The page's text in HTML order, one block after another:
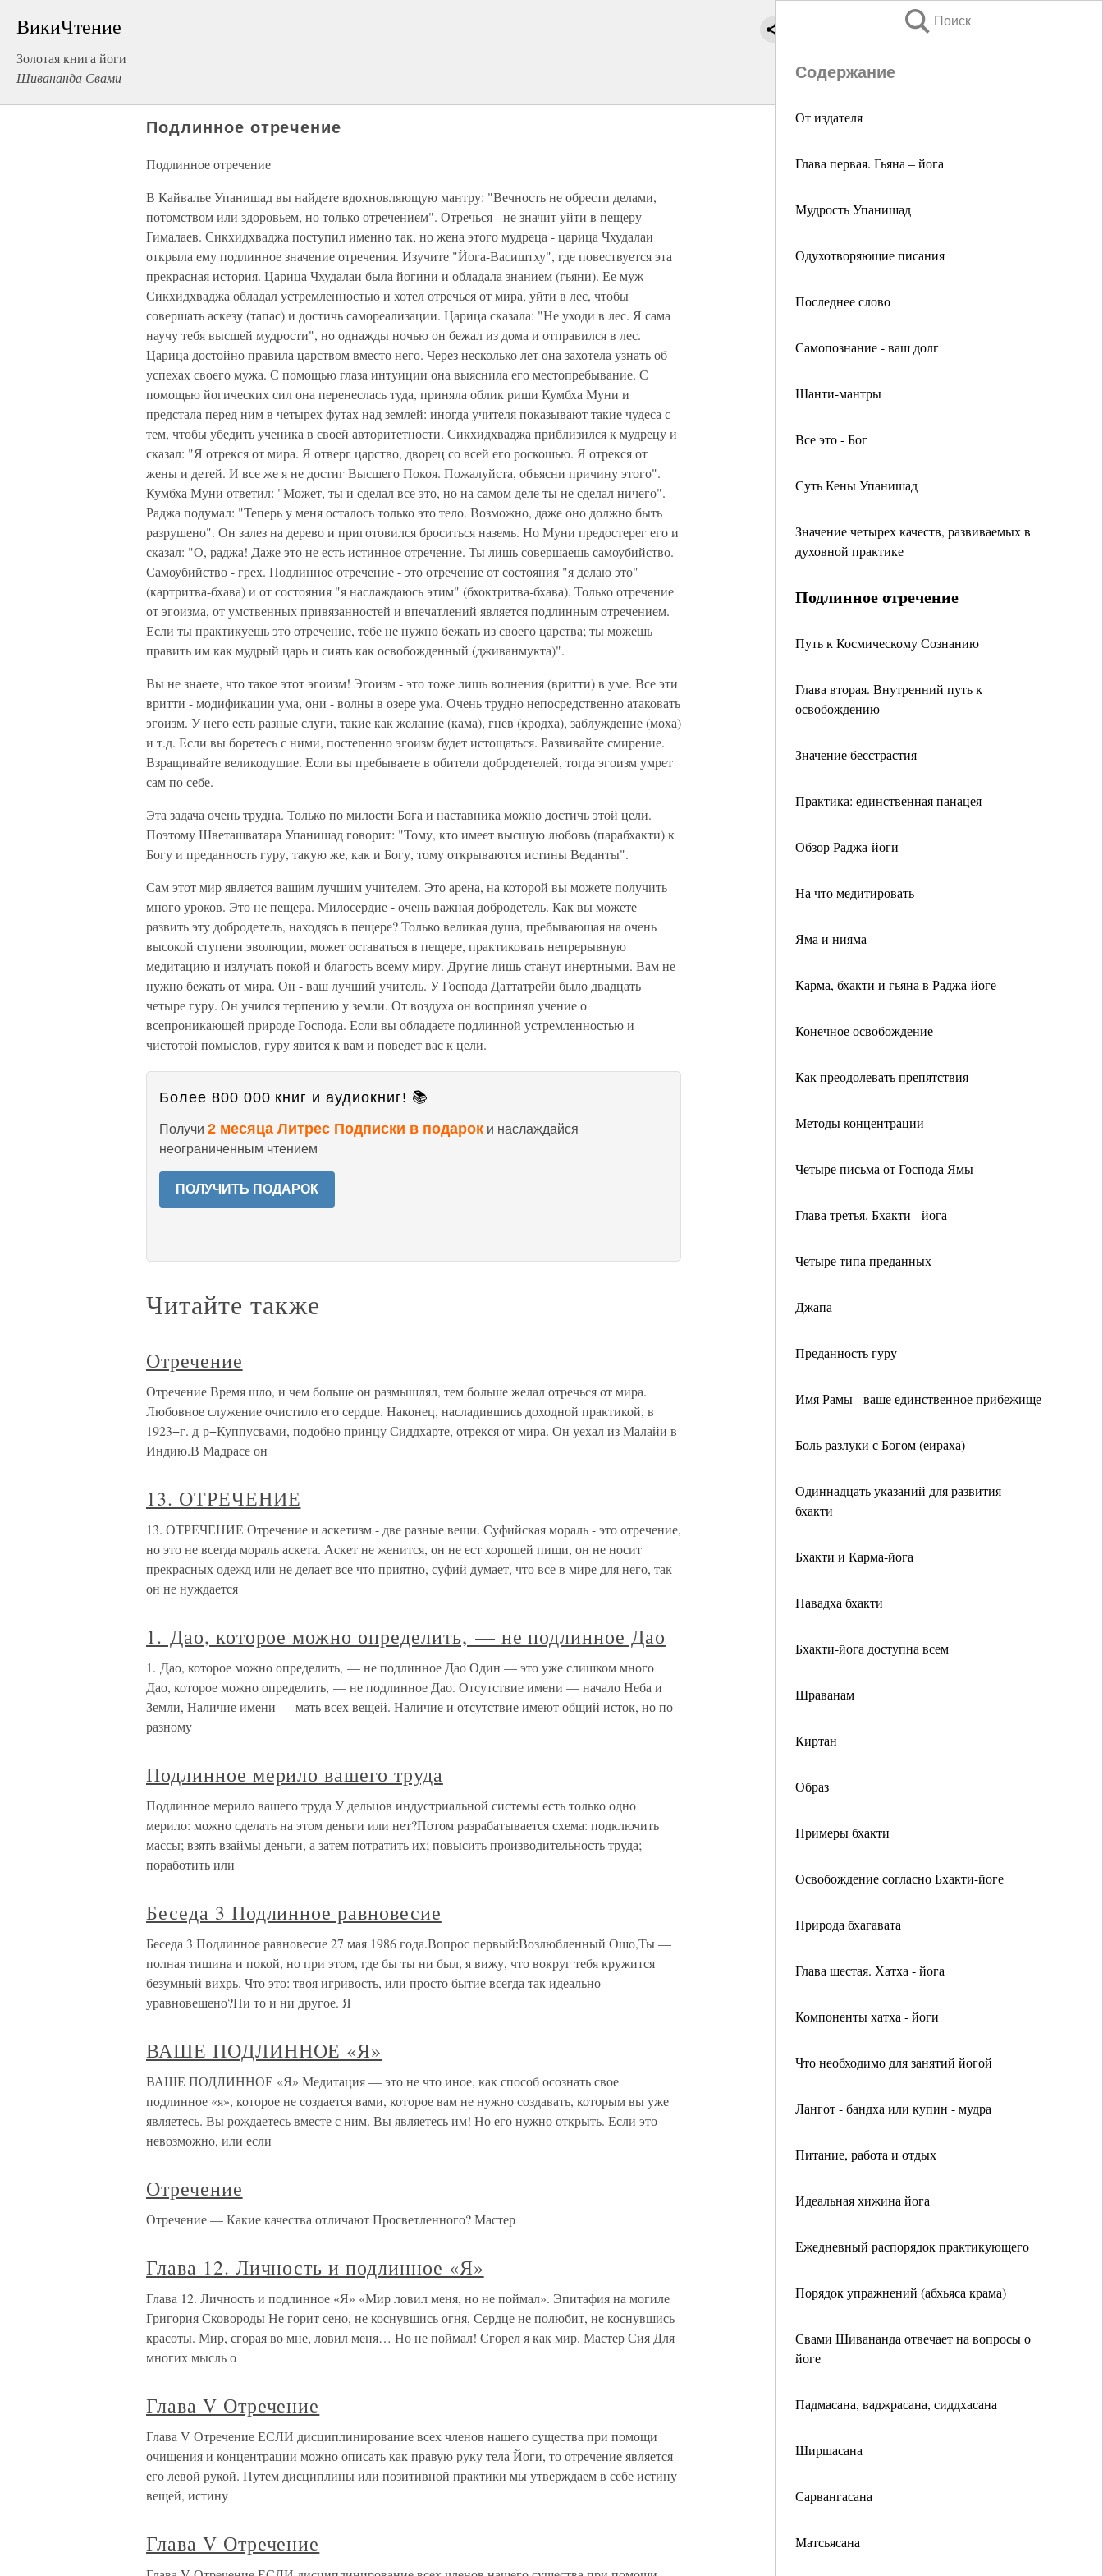
ВикиЧтение
Золотая книга йоги
Шивананда Свами
Поиск
Содержание
От издателя
Глава первая. Гьяна – йога
Мудрость Упанишад
Одухотворяющие писания
Последнее слово
Самопознание - ваш долг
Шанти-мантры
Все это - Бог
Суть Кены Упанишад
Значение четырех качеств, развиваемых в
духовной практике
Подлинное отречение
Путь к Космическому Сознанию
Глава вторая. Внутренний путь к
освобождению
Значение бесстрастия
Практика: единственная панацея
Обзор Раджа-йоги
На что медитировать
Яма и нияма
Карма, бхакти и гьяна в Раджа-йоге
Конечное освобождение
Как преодолевать препятствия
Методы концентрации
Четыре письма от Господа Ямы
Глава третья. Бхакти - йога
Четыре типа преданных
Джапа
Преданность гуру
Имя Рамы - ваше единственное прибежище
Боль разлуки с Богом (еираха)
Одиннадцать указаний для развития
бхакти
Бхакти и Карма-йога
Навадха бхакти
Бхакти-йога доступна всем
Шраванам
Киртан
Образ
Примеры бхакти
Освобождение согласно Бхакти-йоге
Природа бхагавата
Глава шестая. Хатха - йога
Компоненты хатха - йоги
Что необходимо для занятий йогой
Лангот - бандха или купин - мудра
Питание, работа и отдых
Идеальная хижина йога
Ежедневный распорядок практикующего
Порядок упражнений (абхьяса крама)
Свами Шивананда отвечает на вопросы о
йоге
Падмасана, ваджрасана, сиддхасана
Ширшасана
Сарвангасана
Матсьясана
Подлинное отречение
Подлинное отречение
В Кайвалье Упанишад вы найдете вдохновляющую мантру: "Вечность не обрести делами,
потомством или здоровьем, но только отречением". Отречься - не значит уйти в пещеру
Гималаев. Сикхидхваджа поступил именно так, но жена этого мудреца - царица Чхудалаи
открыла ему подлинное значение отречения. Изучите "Йога-Васиштху", где повествуется эта
прекрасная история. Царица Чхудалаи была йогини и обладала знанием (гьяни). Ее муж
Сикхидхваджа обладал устремленностью и хотел отречься от мира, уйти в лес, чтобы
совершать аскезу (тапас) и достичь самореализации. Царица сказала: "Не уходи в лес. Я сама
научу тебя высшей мудрости", но однажды ночью он бежал из дома и отправился в лес.
Царица достойно правила царством вместо него. Через несколько лет она захотела узнать об
успехах своего мужа. С помощью глаза интуиции она выяснила его местопребывание. С
помощью йогических сил она перенеслась туда, приняла облик риши Кумбха Муни и
предстала перед ним в четырех футах над землей: иногда учителя показывают такие чудеса с
тем, чтобы убедить ученика в своей авторитетности. Сикхидхваджа приблизился к мудрецу и
сказал: "Я отрекся от мира. Я отверг царство, дворец со всей его роскошью. Я отрекся от
жены и детей. И все же я не достиг Высшего Покоя. Пожалуйста, объясни причину этого".
Кумбха Муни ответил: "Может, ты и сделал все это, но на самом деле ты не сделал ничего".
Раджа подумал: "Теперь у меня осталось только это тело. Возможно, даже оно должно быть
разрушено". Он залез на дерево и приготовился броситься наземь. Но Муни предостерег его и
сказал: "О, раджа! Даже это не есть истинное отречение. Ты лишь совершаешь самоубийство.
Самоубийство - грех. Подлинное отречение - это отречение от состояния "я делаю это"
(картритва-бхава) и от состояния "я наслаждаюсь этим" (бхоктритва-бхава). Только отречение
от эгоизма, от умственных привязанностей и впечатлений является подлинным отречением.
Если ты практикуешь это отречение, тебе не нужно бежать из своего царства; ты можешь
править им как мудрый царь и сиять как освобожденный (дживанмукта)".
Вы не знаете, что такое этот эгоизм! Эгоизм - это тоже лишь волнения (вритти) в уме. Все эти
вритти - модификации ума, они - волны в озере ума. Очень трудно непосредственно атаковать
эгоизм. У него есть разные слуги, такие как желание (кама), гнев (кродха), заблуждение (моха)
и т.д. Если вы боретесь с ними, постепенно эгоизм будет истощаться. Развивайте смирение.
Взращивайте великодушие. Если вы пребываете в обители добродетелей, тогда эгоизм умрет
сам по себе.
Эта задача очень трудна. Только по милости Бога и наставника можно достичь этой цели.
Поэтому Шветашватара Упанишад говорит: "Тому, кто имеет высшую любовь (парабхакти) к
Богу и преданность гуру, такую же, как и Богу, тому открываются истины Веданты".
Сам этот мир является вашим лучшим учителем. Это арена, на которой вы можете получить
много уроков. Это не пещера. Милосердие - очень важная добродетель. Как вы можете
развить эту добродетель, находясь в пещере? Только великая душа, пребывающая на очень
высокой ступени эволюции, может оставаться в пещере, практиковать непрерывную
медитацию и излучать покой и благость всему миру. Другие лишь станут инертными. Вам не
нужно бежать от мира. Он - ваш лучший учитель. У Господа Даттатрейи было двадцать
четыре гуру. Он учился терпению у земли. От воздуха он воспринял учение о
всепроникающей природе Господа. Если вы обладаете подлинной устремленностью и
чистотой помыслов, гуру явится к вам и поведет вас к цели.
Более 800 000 книг и аудиокниг! 📚
Получи 2 месяца Литрес Подписки в подарок и наслаждайся
неограниченным чтением
ПОЛУЧИТЬ ПОДАРОК
Читайте также
Отречение
Отречение Время шло, и чем больше он размышлял, тем больше желал отречься от мира.
Любовное служение очистило его сердце. Наконец, насладившись доходной практикой, в
1923+г. д-р+Куппусвами, подобно принцу Сиддхарте, отрекся от мира. Он уехал из Малайи в
Индию.В Мадрасе он
13. ОТРЕЧЕНИЕ
13. ОТРЕЧЕНИЕ Отречение и аскетизм - две разные вещи. Суфийская мораль - это отречение,
но это не всегда мораль аскета. Аскет не женится, он не ест хорошей пищи, он не носит
прекрасных одежд или не делает все что приятно, суфий думает, что все в мире для него, так
он не нуждается
1. Дао, которое можно определить, — не подлинное Дао
1. Дао, которое можно определить, — не подлинное Дао Один — это уже слишком много
Дао, которое можно определить, — не подлинное Дао. Отсутствие имени — начало Неба и
Земли, Наличие имени — мать всех вещей. Наличие и отсутствие имеют общий исток, но по-
разному
Подлинное мерило вашего труда
Подлинное мерило вашего труда У дельцов индустриальной системы есть только одно
мерило: можно сделать на этом деньги или нет?Потом разрабатывается схема: подключить
массы; взять взаймы деньги, а затем потратить их; повысить производительность труда;
поработить или
Беседа 3 Подлинное равновесие
Беседа 3 Подлинное равновесие 27 мая 1986 года.Вопрос первый:Возлюбленный Ошо,Ты —
полная тишина и покой, но при этом, где бы ты ни был, я вижу, что вокруг тебя кружится
безумный вихрь. Что это: твоя игривость, или просто бытие всегда так идеально
уравновешено?Ни то и ни другое. Я
ВАШЕ ПОДЛИННОЕ «Я»
ВАШЕ ПОДЛИННОЕ «Я» Медитация — это не что иное, как способ осознать свое
подлинное «я», которое не создается вами, которое вам не нужно создавать, которым вы уже
являетесь. Вы рождаетесь вместе с ним. Вы являетесь им! Но его нужно открыть. Если это
невозможно, или если
Отречение
Отречение — Какие качества отличают Просветленного? Мастер
Глава 12. Личность и подлинное «Я»
Глава 12. Личность и подлинное «Я» «Мир ловил меня, но не поймал». Эпитафия на могиле
Григория Сковороды Не горит сено, не коснувшись огня, Сердце не полюбит, не коснувшись
красоты. Мир, сгорая во мне, ловил меня… Но не поймал! Сгорел я как мир. Мастер Сия Для
многих мысль о
Глава V Отречение
Глава V Отречение ЕСЛИ дисциплинирование всех членов нашего существа при помощи
очищения и концентрации можно описать как правую руку тела Йоги, то отречение является
его левой рукой. Путем дисциплины или позитивной практики мы утверждаем в себе истину
вещей, истину
Глава V Отречение